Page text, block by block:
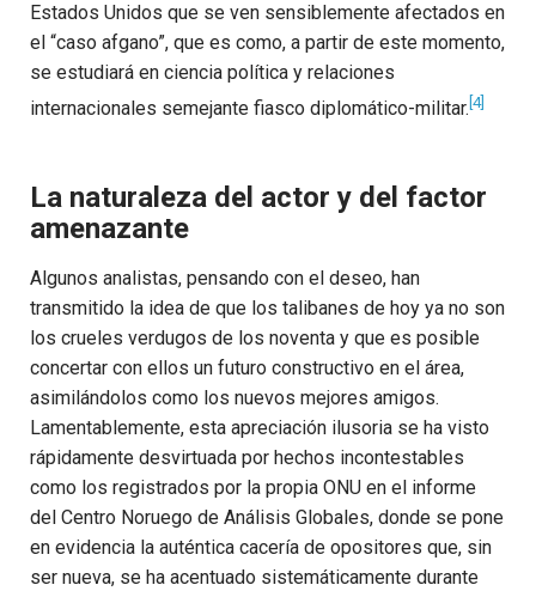
Estados Unidos que se ven sensiblemente afectados en
el “caso afgano”, que es como, a partir de este momento,
se estudiará en ciencia política y relaciones
internacionales semejante fiasco diplomático-militar. [4]
La naturaleza del actor y del factor
amenazante
Algunos analistas, pensando con el deseo, han
transmitido la idea de que los talibanes de hoy ya no son
los crueles verdugos de los noventa y que es posible
concertar con ellos un futuro constructivo en el área,
asimilándolos como los nuevos mejores amigos.
Lamentablemente, esta apreciación ilusoria se ha visto
rápidamente desvirtuada por hechos incontestables
como los registrados por la propia ONU en el informe
del Centro Noruego de Análisis Globales, donde se pone
en evidencia la auténtica cacería de opositores que, sin
ser nueva, se ha acentuado sistemáticamente durante